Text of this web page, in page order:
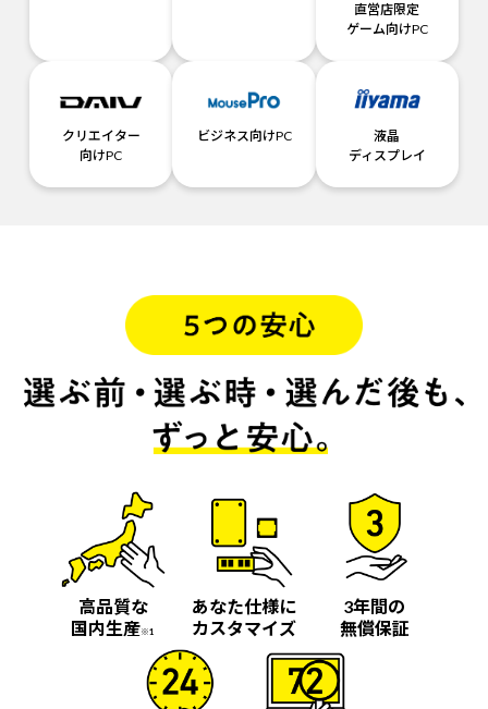
直営店限定
ゲーム向けPC
クリエイター
向けPC
ビジネス向けPC
液晶
ディスプレイ
高品質な
国内生産※1
あなた仕様に
カスタマイズ
3年間の
無償保証